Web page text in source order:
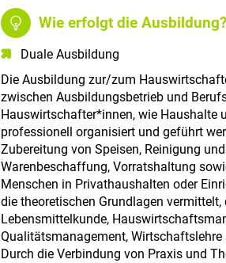
Wie erfolgt die Ausbildung?
Duale Ausbildung
Die Ausbildung zur/zum
zwischen Ausbildungsbetrieb und
Hauswirtschafter*innen, wie Haushalte
professionell organisiert und geführt
Zubereitung von Speisen, Reinigung
Warenbeschaffung, Vorratshaltung
Menschen in Privathaushalten oder
die theoretischen Grundlagen vermittelt,
Lebensmittelkunde,
Qualitätsmanagement,
Durch die Verbindung von Praxis und